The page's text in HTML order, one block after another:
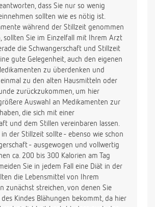
dass Sie nur so wenig
sollten wie es nötig ist.
während der Stillzeit genommen
sollten Sie im Einzelfall mit Ihrem Arzt
die Schwangerschaft und Stillzeit
gute Gelegenheit, auch den eigenen
zu überdenken und
zu den alten Hausmitteln oder
zurückzukommen, um hier
Auswahl an Medikamenten zur
die sich mit einer
und dem Stillen vereinbaren lassen.
der Stillzeit sollte - ebenso wie schon
- ausgewogen und vollwertig
ca. 200 bis 300 Kalorien am Tag
Sie in jedem Fall eine Diät in der
die Lebensmittel von Ihrem
zunächst streichen, von denen Sie
Kindes Blähungen bekommt, da hier